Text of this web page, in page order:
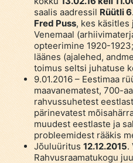
saalis aadressilRüütli 6
Fred Puss, kes käsitles
Venemaal
opteerimine 1920-
läänes (ajalehed,
toimus seltsi juhatuse
9.01.2016 – Eestimaa
maavanematest, 700-
rahvussuhetest
pärinevatest
muudest eestlaste ja
probleemidest rääkis
Jõuluüritus12.12.2015.
Rahvusraamatukogu